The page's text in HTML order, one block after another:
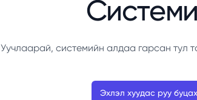
Уучлаарай, системийн алдаа гарсан тул
Эхлэл хуудас руу буцах